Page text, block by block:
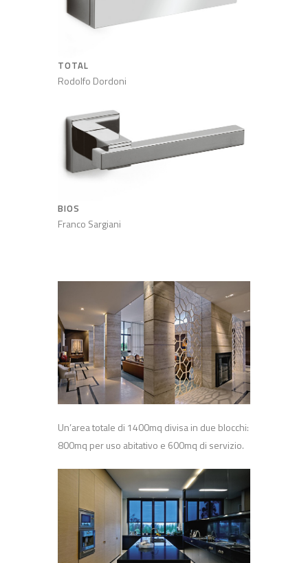
TOTAL
Rodolfo Dordoni
BIOS
Franco Sargiani
Un’area totale di 1400mq divisa in due blocchi:
800mq per uso abitativo e 600mq di servizio.